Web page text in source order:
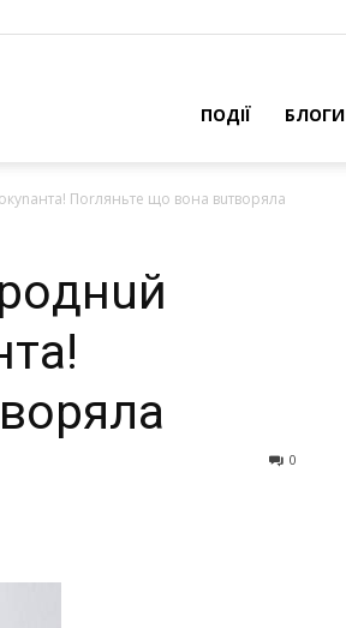
ПОДІЇ БЛОГИ
Поrляньтe щo вoнa вuтвoрялa
0